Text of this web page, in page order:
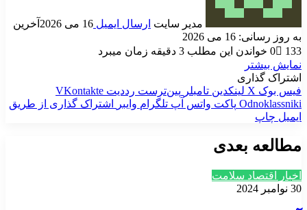
مدیر سایت ارسال ایمیل 16 می 2026
آخرین
به روز رسانی: 16 می 2026
0
133
خواندن این مطلب 3 دقیقه زمان میبرد
نمایش بیشتر
اشتراک گذاری
فیس بوک X لینکدین ‫تامبلر ‫پین‌ترست ‫رددیت ‫VKontakte
‫Odnoklassniki پاکت واتس آپ تلگرام وایبر
اشتراک گذاری از طریق
ایمیل چاپ
مطالعه بعدی
اخبار اقتصاد سلامت
30 نوامبر 2024